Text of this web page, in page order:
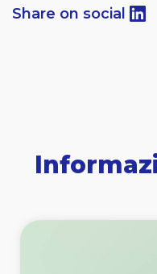
Share on social